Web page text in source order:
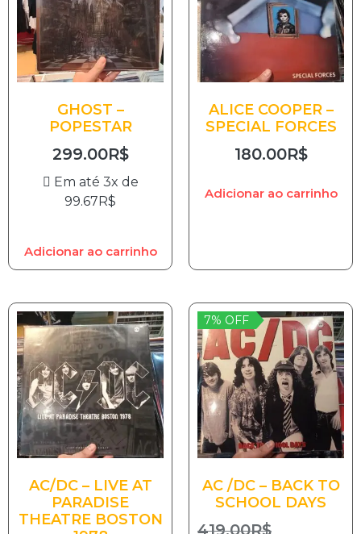
GHOST –
POPESTAR
299.00R$
Em até 3x de
99.67 R$
Adicionar ao carrinho
ALICE COOPER –
SPECIAL FORCES
180.00R$
Adicionar ao carrinho
AC/DC – LIVE AT
PARADISE
THEATRE BOSTON
7% OFF
AC /DC – BACK TO
SCHOOL DAYS
419.00R$